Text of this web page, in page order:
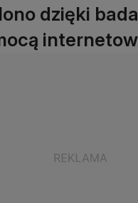
dzięki